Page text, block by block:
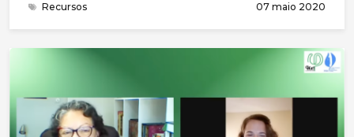
(Romanos 8: 38,39) ou retirar da sua mão (João
10:28). Deus tem o poder de continuar a conduzir-
nos de acordo com a sua vontade mesmo em
situações de dificuldade, de perda ou de aparente
Recursos 07 maio 2020